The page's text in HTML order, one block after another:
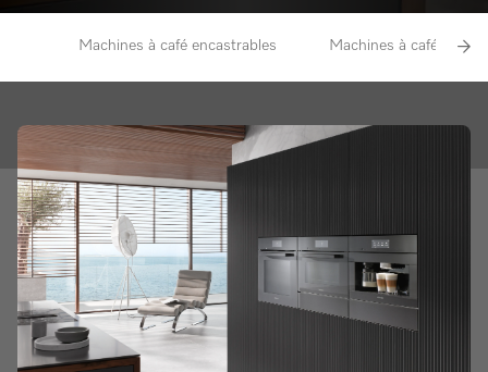
Machines à café encastrables Machines à café